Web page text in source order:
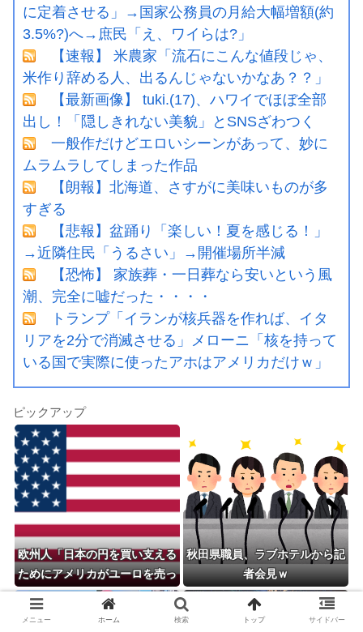
に定着させる」→国家公務員の月給大幅増額(約
3.5%?)へ→庶民「え、ワイらは?」
【速報】 米農家「流石にこんな値段じゃ、
米作り辞める人、出るんじゃないかなあ？？」
【最新画像】 tuki.(17)、ハワイでほぼ全部
出し！「隠しきれない美貌」とSNSざわつく
一般作だけどエロいシーンがあって、妙に
ムラムラしてしまった作品
【朗報】北海道、さすがに美味いものが多
すぎる
【悲報】盆踊り「楽しい！夏を感じる！」
→近隣住民「うるさい」→開催場所半減
【恐怖】 家族葬・一日葬なら安いという風
潮、完全に嘘だった・・・・
トランプ「イランが核兵器を作れば、イタ
リアを2分で消滅させる」メローニ「核を持って
いる国で実際に使ったアホはアメリカだけｗ」
ピックアップ
欧州人「日本の円を買い支える
ためにアメリカがユーロを売っ
ているようだが？しかも事前通
知なし？」
秋田県職員、ラブホテルから記
者会見ｗ
メニュー ホーム 検索 トップ サイドバー